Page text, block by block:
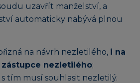
uzavřít manželství, a
automaticky nabývá plnou
na návrh nezletilého, i na
nezletilého;
tím musí souhlasit nezletilý.